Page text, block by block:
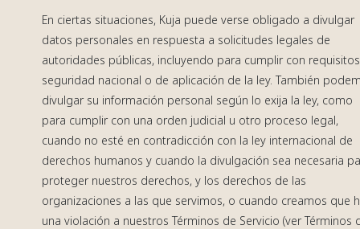
En ciertas situaciones, Kuja puede verse obligado a divulgar
datos personales en respuesta a solicitudes legales de
autoridades públicas, incluyendo para cumplir con
seguridad nacional o de aplicación de la ley. También
divulgar su información personal según lo exija la ley, como
para cumplir con una orden judicial u otro proceso legal,
cuando no esté en contradicción con la ley internacional de
derechos humanos y cuando la divulgación sea necesaria
proteger nuestros derechos, y los derechos de las
organizaciones a las que servimos, o cuando creamos que
una violación a nuestros Términos de Servicio (ver Términos